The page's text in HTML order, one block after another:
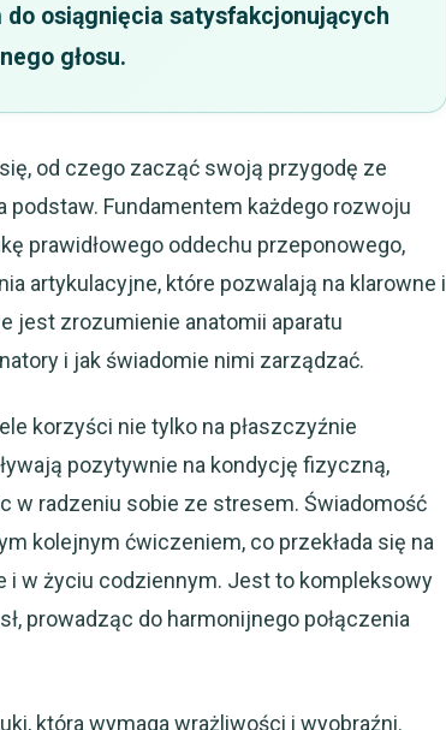
osiągnięcia satysfakcjonujących
głosu.
od czego zacząć swoją przygodę ze
Fundamentem każdego rozwoju
prawidłowego oddechu przeponowego,
artykulacyjne, które pozwalają na klarowne i
jest zrozumienie anatomii aparatu
i jak świadomie nimi zarządzać.
korzyści nie tylko na płaszczyźnie
pozytywnie na kondycję fizyczną,
w radzeniu sobie ze stresem. Świadomość
kolejnym ćwiczeniem, co przekłada się na
i w życiu codziennym. Jest to kompleksowy
prowadząc do harmonijnego połączenia
która wymaga wrażliwości i wyobraźni.